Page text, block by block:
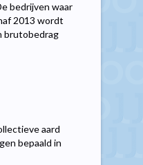
bedrijven waar
2013 wordt
brutobedrag
aard
bepaald in